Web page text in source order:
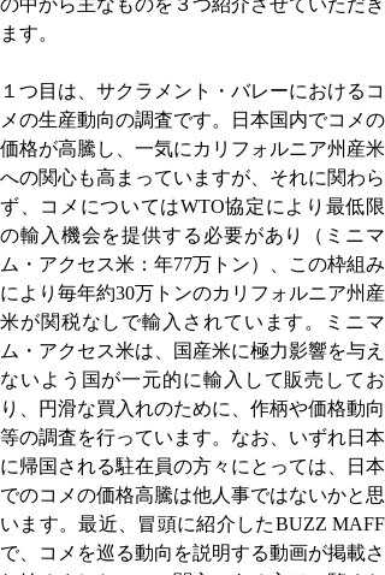
ます。
１つ目は、サクラメント・バレーにおけるコ
メの生産動向の調査です。日本国内でコメの
価格が高騰し、一気にカリフォルニア州産米
への関心も高まっていますが、それに関わら
ず、コメについてはWTO協定により最低限
の輸入機会を提供する必要があり（ミニマ
ム・アクセス米：年77万トン）、この枠組み
により毎年約30万トンのカリフォルニア州産
米が関税なしで輸入されています。ミニマ
ム・アクセス米は、国産米に極力影響を与え
ないよう国が一元的に輸入して販売してお
り、円滑な買入れのために、作柄や価格動向
等の調査を行っています。なお、いずれ日本
に帰国される駐在員の方々にとっては、日本
でのコメの価格高騰は他人事ではないかと思
います。最近、冒頭に紹介したBUZZ MAFF
で、コメを巡る動向を説明する動画が掲載さ